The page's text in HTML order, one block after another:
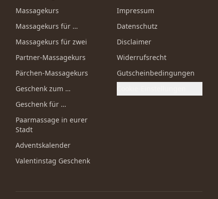
Massagekurs
Massagekurs für …
Massagekurs für zwei
Partner-Massagekurs
Pärchen-Massagekurs
Geschenk zum …
Geschenk für …
Paarmassage in eurer
Stadt
Adventskalender
Valentinstag Geschenk
Impressum
Datenschutz
Disclaimer
Widerrufsrecht
Gutscheinbedingungen